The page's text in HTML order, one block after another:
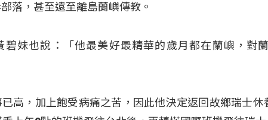
落，甚至遠至離島蘭嶼傳教。
碧妹也說：「他最美好最精華的歲月都在蘭嶼，對
高，加上飽受病痛之苦，因此他決定返回故鄉瑞士